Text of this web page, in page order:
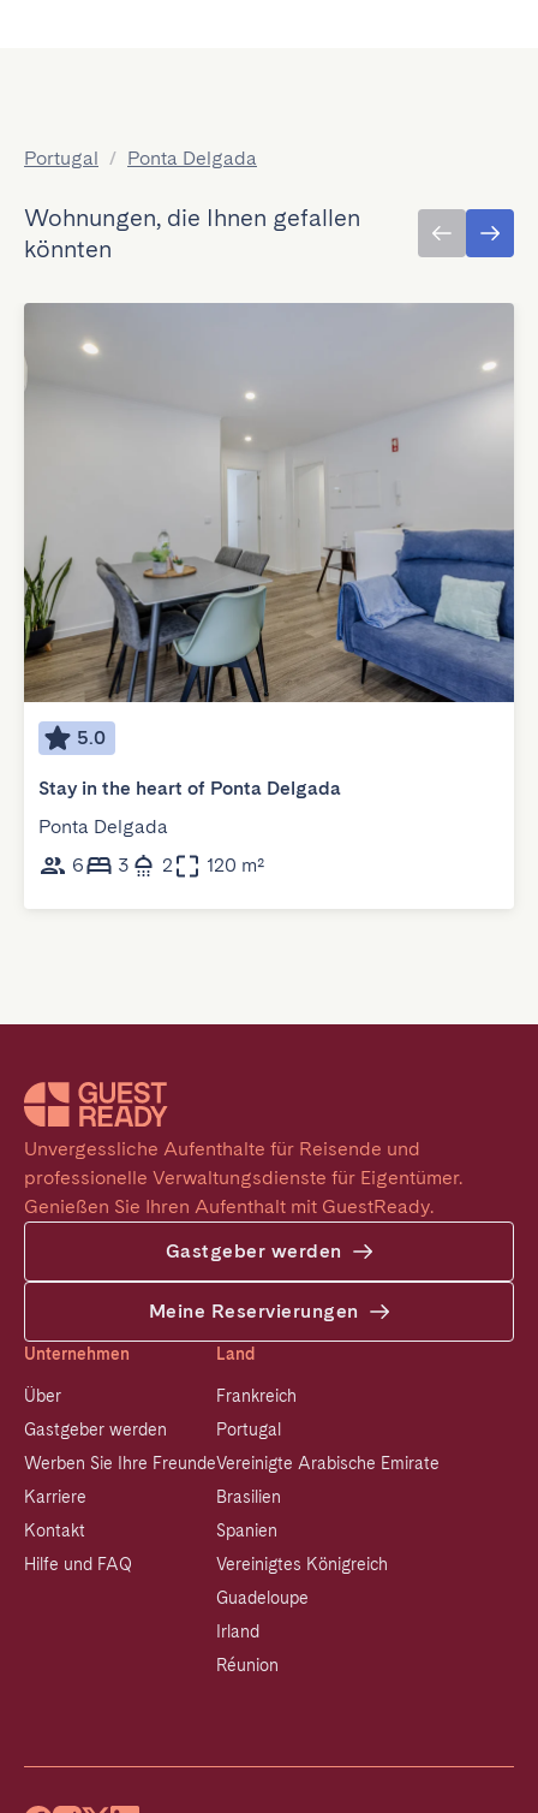
Portugal / Ponta Delgada
Wohnungen, die Ihnen gefallen
könnten
5.0
Stay in the heart of Ponta Delgada
Ponta Delgada
6
3 2 120 m²
Unvergessliche Aufenthalte für Reisende und
professionelle Verwaltungsdienste für Eigentümer.
Genießen Sie Ihren Aufenthalt mit GuestReady.
Gastgeber werden
Meine Reservierungen
Unternehmen
Über
Gastgeber werden
Werben Sie Ihre Freunde
Karriere
Kontakt
Hilfe und FAQ
Land
Frankreich
Portugal
Vereinigte Arabische Emirate
Brasilien
Spanien
Vereinigtes Königreich
Guadeloupe
Irland
Réunion